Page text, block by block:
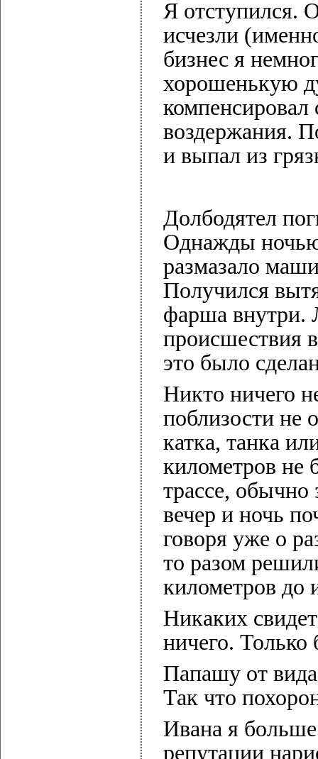
Я отступился.
исчезли
бизнес я
хорошенькую
компенсировал
воздержания.
и выпал из
Долбодятел
Однажды
размазало
Получился
фарша внутри.
происшествия
это было
Никто ничего
поблизости не
катка, танка
километров не
трассе, обычно
вечер и ночь
говоря уже о
то разом
километров до
Никаких
ничего. Только
Папашу от
Так что
Ивана я
репутации